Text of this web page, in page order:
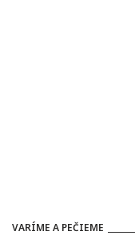
VARÍME A PEČIEME